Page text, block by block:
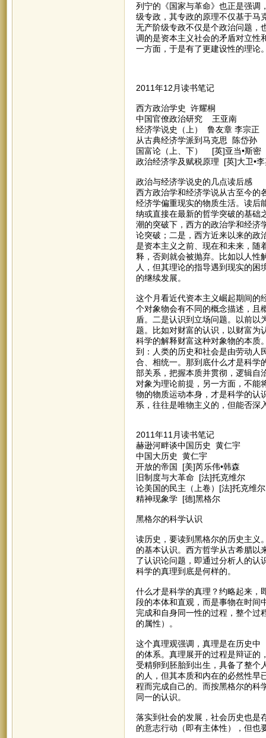
列宁的《国家与革命》也正是强调
级专政，其专政的原理不仅基于马
无产阶级专政不仅是个政治问题，
调的是资本主义社会的矛盾对立性
一方面，于是有了更建设性的理论
2011年12月读书笔记
西方政治学史 许耀桐
中国官僚政治研究 王亚南
经济学说史（上） 鲁友章 李宗正
从古典经济学派到马克思 陈岱孙
国富论（上、下） [英]亚当•斯密
政治经济学及赋税原理 [英]大卫•
政治与经济学说史的几点读后感
西方政治学和经济学说从古至今的
经济学偏重现实的物质生活。读后
纳或直接在最新的哲学突破的基础
潮的突破下，西方的政治学和经济
论突破；二是，西方近来以来的政
是资本主义之前、现在和未来，随
释，否则就会被抛弃。比如以人性
人，但其理论的指导遇到现实的
的继续发展。
这个月看近代资本主义崛起期间的
个对象物会有不同的概念描述，且
盾。二是认识到立场问题。以前以
题。比如对财富的认识，以财富为
科学的解释财富这种对象物的本质
到：人类的历史和社会是由劳动人
合、相统一。那到底什么才是科学
部关系，把握本质并贯彻，逻辑自
对象为理论前提，另一方面，不能
物的物质运动本身，才是科学的认
系，往往是唯物主义的，但能否深
2011年11月读书笔记
赫逊河畔谈中国历史 黄仁宇
中国大历史 黄仁宇
开放的帝国 [美]芮乐伟•韩森
旧制度与大革命 [法]托克维尔
论美国的民主（上卷）[法]托克维尔
精神现象学 [德]黑格尔
黑格尔的科学认识
读历史，要读到黑格尔的历史主义
的基本认识。西方哲学从古希腊以
了认识论问题，即通过分析人的认
科学的真理到底是何样的。
什么才是科学的真理？约略起来，
段的本体和直观，而是事物在时间
完成和自身同一性的过程，整个过
的属性）。
这个真理观强调，真理是在历史中
的体系。真理展开的过程是辩证的
受精卵到胚胎到出生，具备了整个
的人，但其本质和内在的必然性早
程而完成自己的。而按黑格尔的科
同一的认识。
落实到社会的发展，社会历史也是
的意志行动（即有主体性），但也